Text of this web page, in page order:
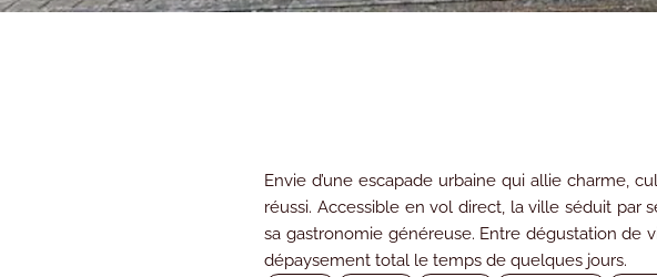
Envie d’une escapade urbaine qui allie charme,
réussi. Accessible en vol direct, la ville séduit par
sa gastronomie généreuse. Entre dégustation
dépaysement total le temps de quelques jours.